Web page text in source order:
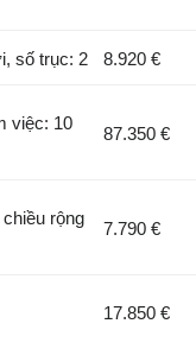
số trục: 2 8.920 €
việc: 10
87.350 €
rộng
7.790 €
17.850 €